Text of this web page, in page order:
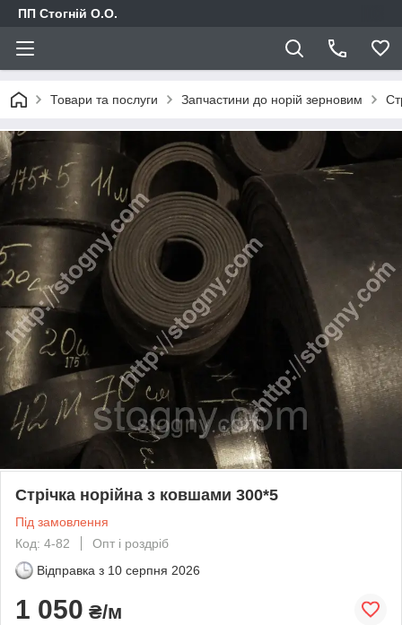
ПП Стогній О.О.
Товари та послуги Запчастини до норій зерновим
Стрічка норійна з ковшами 300*5
Під замовлення
Код: 4-82
Опт і роздріб
Відправка з 10 серпня 2026
1 050 ₴/м